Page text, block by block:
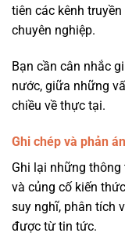
tiên các kênh
chuyên nghiệp.
Bạn cần cân nhắc
nước, giữa những
chiều về thực tại.
Ghi chép và phản
Ghi lại những
và củng cố kiến
suy nghĩ, phân tích
được từ tin tức.